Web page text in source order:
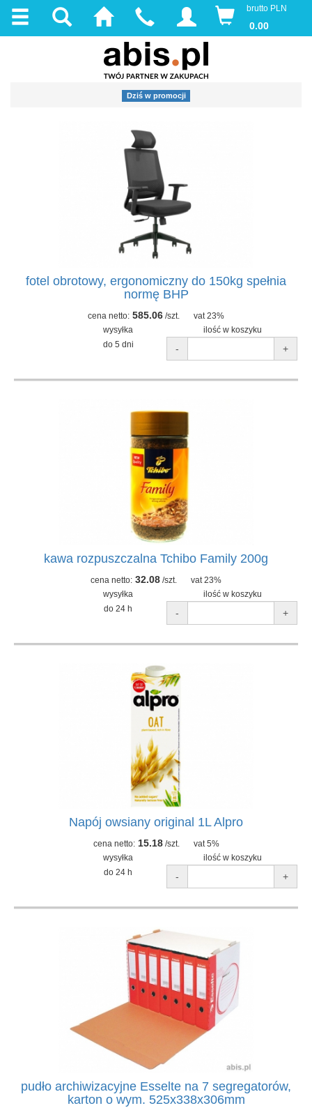
brutto PLN
0.00
Dziś w promocji
fotel obrotowy, ergonomiczny do 150kg spełnia
normę BHP
cena netto: 585.06 /szt.
vat 23%
wysyłka
ilość w koszyku
do 5 dni
- +
kawa rozpuszczalna Tchibo Family 200g
cena netto: 32.08 /szt.
vat 23%
wysyłka
ilość w koszyku
do 24 h
- +
Napój owsiany original 1L Alpro
cena netto: 15.18/szt.
vat 5%
wysyłka
ilość w koszyku
do 24 h
- +
pudło archiwizacyjne Esselte na 7 segregatorów,
karton o wym. 525x338x306mm